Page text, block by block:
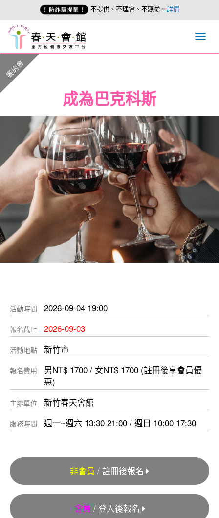
不提供、不理會、不聽從。 詳情
成為巴克科斯
饗約會
活動時間 2026-09-04 19:00
報名截止 2026-09-03
活動地點 新竹市
報名費用
男NT$ 1700 / 女NT$ 1700 (註冊後享會員優
惠)
主辦單位 新竹春天會館
服務時間 週一~週六 13:30 21:00 / 週日 10:00 17:30
非會員 / 註冊後報名
會員 / 登入後報名